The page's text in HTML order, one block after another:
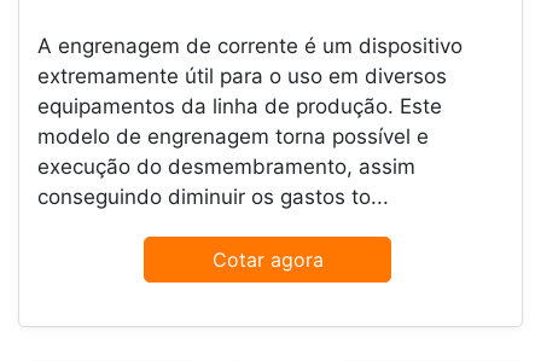
A engrenagem de corrente é um dispositivo
extremamente útil para o uso em diversos
equipamentos da linha de produção. Este
modelo de engrenagem torna possível e
execução do desmembramento, assim
conseguindo diminuir os gastos to...
Cotar agora